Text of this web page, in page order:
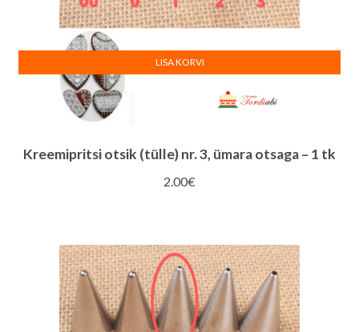
Kreemipritsi otsik (tülle) nr. 3, ümara otsaga – 1 tk
2.00€
LISA KORVI